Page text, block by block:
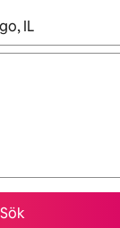
kan du
Sök